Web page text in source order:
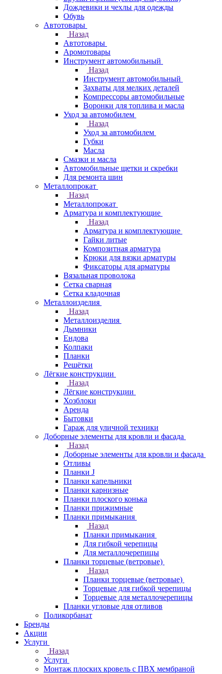
Дождевики и чехлы для одежды
Обувь
Автотовары
Назад
Автотовары
Аромотовары
Инструмент автомобильный
Назад
Инструмент автомобильный
Захваты для мелких деталей
Компрессоры автомобильные
Воронки для топлива и масла
Уход за автомобилем
Назад
Уход за автомобилем
Губки
Масла
Смазки и масла
Автомобильные щетки и скребки
Для ремонта шин
Металлопрокат
Назад
Металлопрокат
Арматура и комплектующие
Назад
Арматура и комплектующие
Гайки литые
Композитная арматура
Крюки для вязки арматуры
Фиксаторы для арматуры
Вязальная проволока
Сетка сварная
Сетка кладочная
Металлоизделия
Назад
Металлоизделия
Дымники
Ендова
Колпаки
Планки
Решётки
Лёгкие конструкции
Назад
Лёгкие конструкции
Хозблоки
Аренда
Бытовки
Гараж для уличной техники
Доборные элементы для кровли и фасада
Назад
Доборные элементы для кровли и фасада
Отливы
Планки J
Планки капельники
Планки карнизные
Планки плоского конька
Планки прижимные
Планки примыкания
Назад
Планки примыкания
Для гибкой черепицы
Для металлочерепицы
Планки торцевые (ветровые)
Назад
Планки торцевые (ветровые)
Торцевые для гибкой черепицы
Торцевые для металлочерепицы
Планки угловые для отливов
Поликорбанат
Бренды
Акции
Услуги
Назад
Услуги
Монтаж плоских кровель с ПВХ мембраной